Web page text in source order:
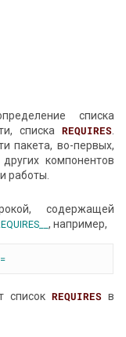
списка
списка REQUIRES.
пакета, во-первых,
компонентов
работы.
содержащей
, например,
список REQUIRESв